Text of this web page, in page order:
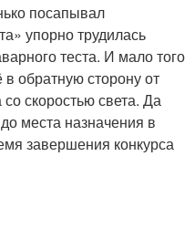
посапывал
упорно трудилась
теста. И мало того
обратную сторону от
скоростью света. Да
места назначения в
завершения конкурса